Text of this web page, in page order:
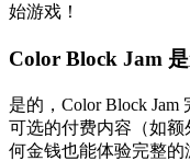
始游戏！
Color Block Jam
是的，Color Block
可选的付费内容（如
何金钱也能体验完整的